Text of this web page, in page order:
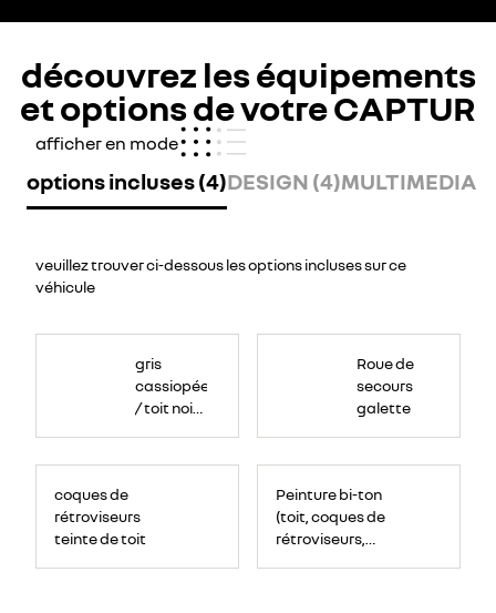
découvrez les équipements
et options de votre CAPTUR
afficher en mode
options incluses (4)DESIGN (4)MULTIMEDIA
veuillez trouver ci-dessous les options incluses sur ce
véhicule
gris
cassiopée
/ toit noir
du
Roue de
secours
galette
coques de
rétroviseurs
teinte de toit
Peinture bi-ton
(toit, coques de
rétroviseurs,